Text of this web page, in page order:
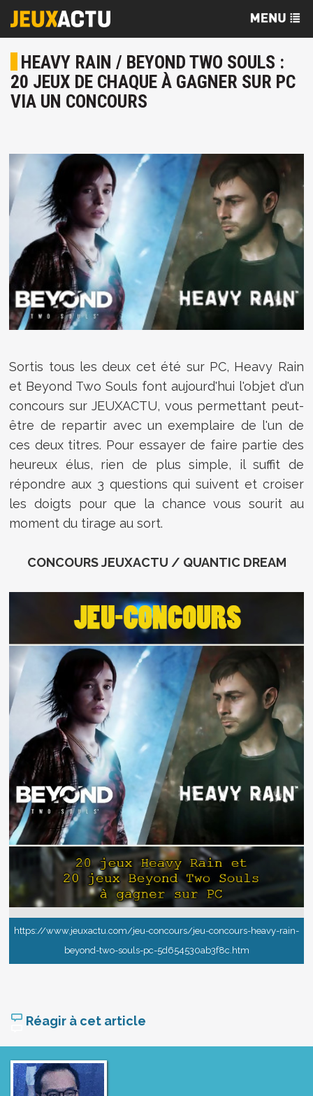
HEAVY RAIN / BEYOND TWO SOULS :
20 JEUX DE CHAQUE À GAGNER SUR PC
VIA UN CONCOURS
Sortis tous les deux cet été sur PC, Heavy Rain
et Beyond Two Souls font aujourd'hui l'objet d'un
concours sur JEUXACTU, vous permettant peut-
être de repartir avec un exemplaire de l'un de
ces deux titres. Pour essayer de faire partie des
heureux élus, rien de plus simple, il suffit de
répondre aux 3 questions qui suivent et croiser
les doigts pour que la chance vous sourit au
moment du tirage au sort.
CONCOURS JEUXACTU / QUANTIC DREAM
https://www.jeuxactu.com/jeu-concours/jeu-concours-heavy-rain-
beyond-two-souls-pc-5d654530ab3f8c.htm
Réagir à cet article